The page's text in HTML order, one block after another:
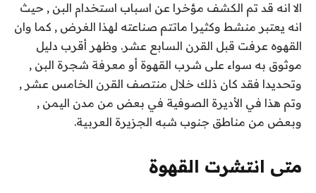
الا انه قد تم الكشف مؤخرا عن اسباب استخدام البن , حيث
انه يعتبر منشط وكثيرا ماتتم صناعته لهذا الغرض , كما وان
القهوه عرفت قبل القرن السابع عشر. وظهر أقرب دليل
موثوق به سواء على شرب القهوة أو معرفة شجرة البن ,
وتحديدا فقد كان ذلك خلال منتصف القرن الخامس عشر ,
وتم هذا في الأديرة الصوفية في بعض من مدن اليمن ,
وبعض من مناطق جنوب شبه الجزيرة العربية.
متى انتشرت القهوة